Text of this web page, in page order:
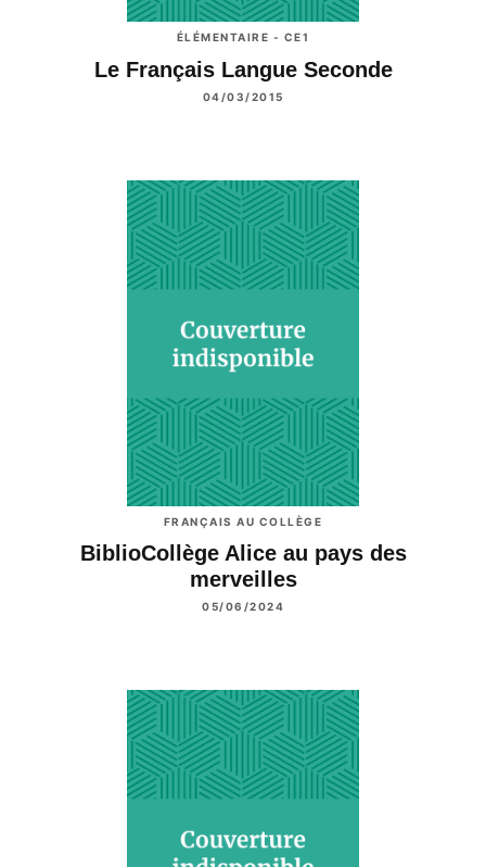
ÉLÉMENTAIRE - CE1
Le Français Langue Seconde
04/03/2015
FRANÇAIS AU COLLÈGE
BiblioCollège Alice au pays des
merveilles
05/06/2024